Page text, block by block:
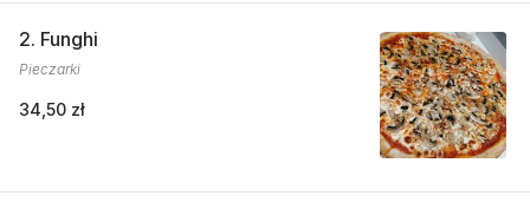
2. Funghi
Pieczarki
34,50 zł